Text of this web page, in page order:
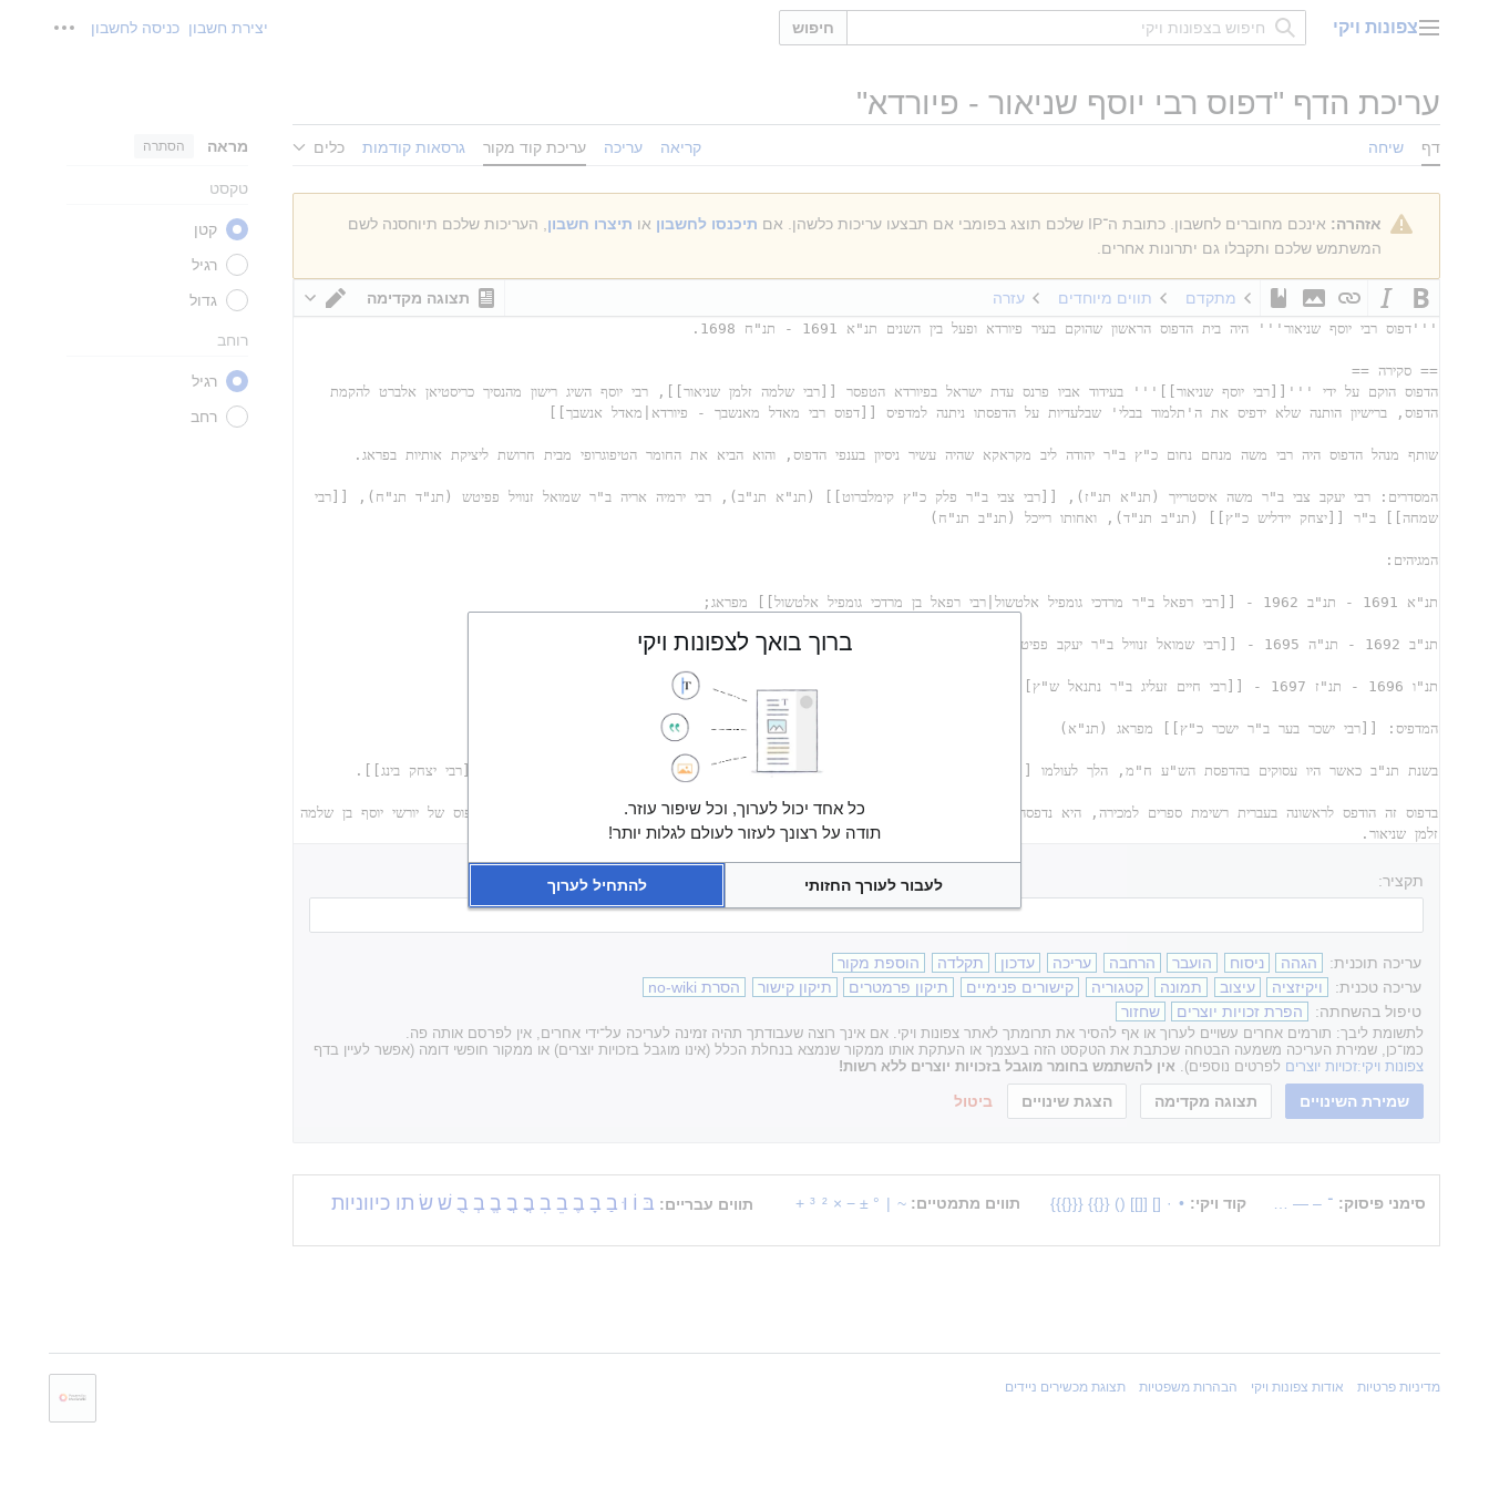
תפריט ראשי
צפונות ויקי חיפוש יצירת חשבון כניסה לחשבון כלים
עריכת הדף "דפוס רבי יוסף שניאור - פיורדא"
דף שיחה קריאה עריכה עריכת קוד מקור גרסאות קודמות כלים מראה הסתרה
טקסט
קטן
רגיל
גדול
רוחב
רגיל
רחב
אזהרה: אינכם מחוברים לחשבון. כתובת ה־IP שלכם תוצג בפומבי אם תבצעו עריכות כלשהן. אם תיכנסו לחשבון או תיצרו חשבון , העריכות שלכם תיוחסנה לשם
המשתמש שלכם ותקבלו גם יתרונות אחרים.
תצוגה מקדימה
מעבר עורך
מתקדם תווים מיוחדים עזרה
תקציר:
עריכה תוכנית: הגהה ניסוח הועבר הרחבה עריכה עדכון תקלדה
הוספת מקור
עריכה טכנית:
ויקיזציה עיצוב תמונה קטגוריה קישורים פנימיים תיקון פרמטרים תיקון קישור
הסרת no-wiki
טיפול בהשחתה:
הפרת זכויות יוצרים שחזור
לתשומת ליבך: תורמים אחרים עשויים לערוך או אף להסיר את תרומתך לאתר צפונות ויקי. אם אינך רוצה שעבודתך תהיה זמינה לעריכה על־ידי אחרים, אין לפרסם אותה פה.
כמו־כן, שמירת העריכה משמעה הבטחה שכתבת את הטקסט הזה בעצמך או העתקת אותו ממקור שנמצא בנחלת הכלל (אינו מוגבל בזכויות יוצרים) או ממקור חופשי דומה (אפשר לעיין בדף
צפונות ויקי:זכויות יוצרים לפרטים נוספים). אין להשתמש בחומר מוגבל בזכויות יוצרים ללא רשות!
ביטול
סימני פיסוק: ־ –
— קוד ויקי: •
·
[]
[[]]
()
{{}}
{{{}}} תווים מתמטיים: ~
|
°
±
−
×
²
³
+ תווים עבריים: בּ וֹ וּ בַ בָ בֶ בֵ בִ בֳ בֲ בֱ בְ בֻ שׁ שׂ תו כיווניות
מדיניות פרטיות אודות צפונות ויקי הבהרות משפטיות תצוגת מכשירים ניידים
ברוך בואך לצפונות ויקי
כל אחד יכול לערוך, וכל שיפור עוזר.
תודה על רצונך לעזור לעולם לגלות יותר!
לעבור לעורך החזותי להתחיל לערוך